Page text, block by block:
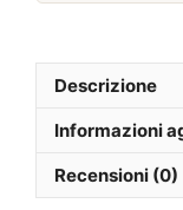
Descrizione
Informazioni
Recensioni (0)